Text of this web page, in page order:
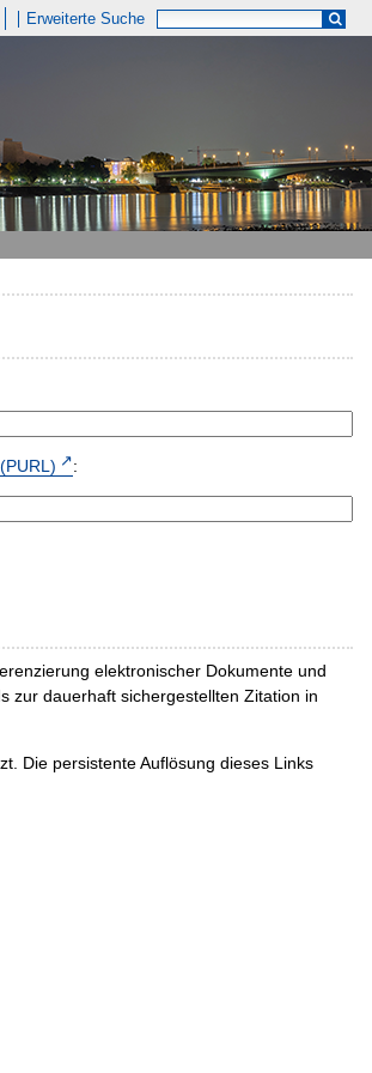
Erweiterte Suche
:
elektronischer Dokumente und
zur dauerhaft sichergestellten Zitation in
Die persistente Auflösung dieses Links